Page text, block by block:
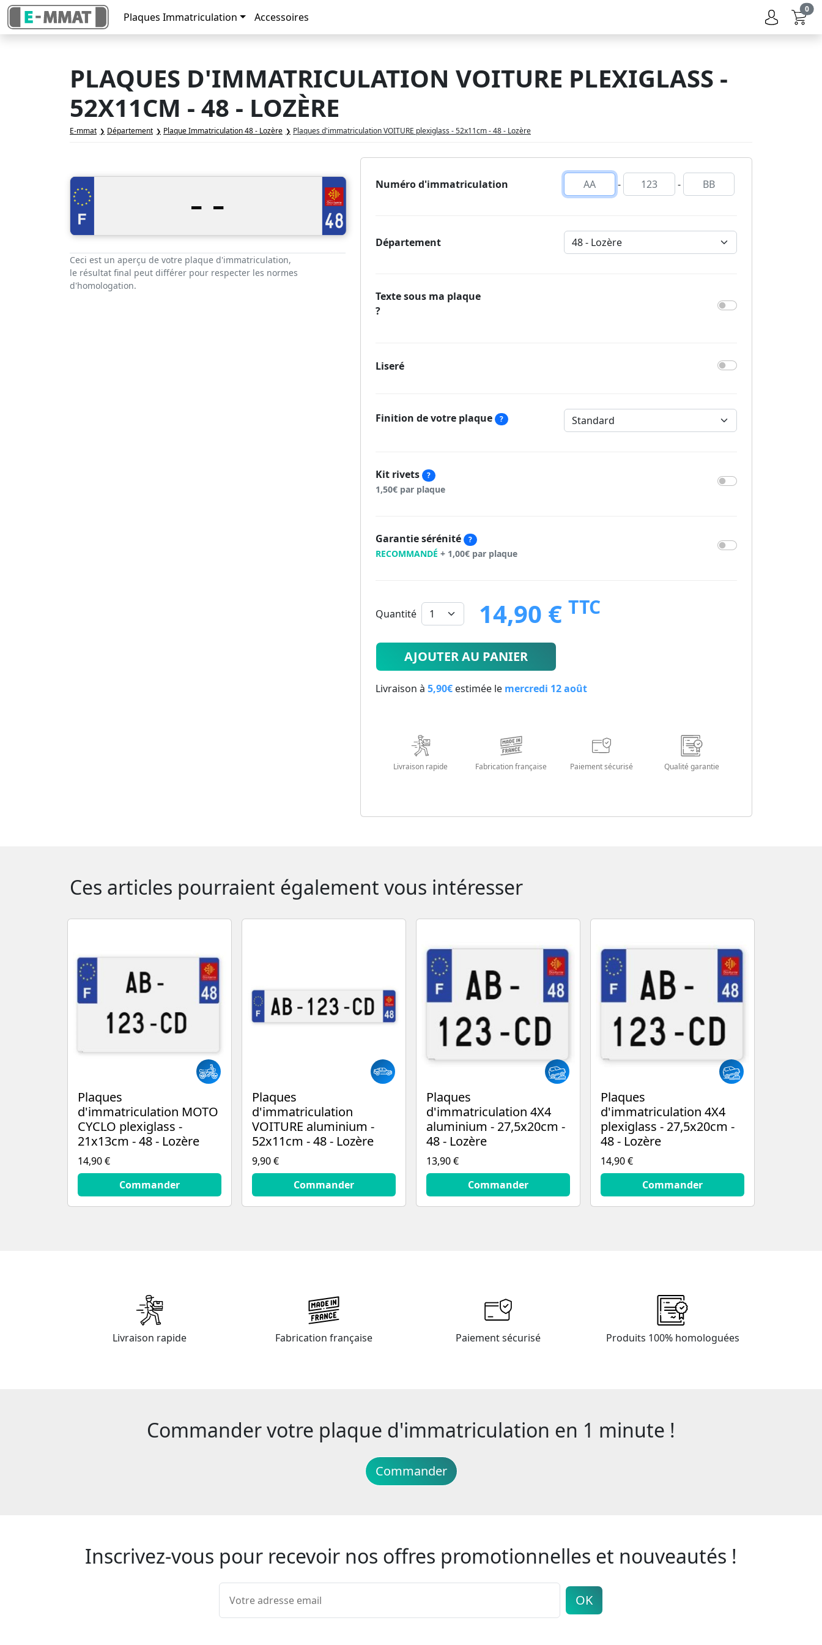
Plaques Immatriculation Accessoires
0
PLAQUES D'IMMATRICULATION VOITURE PLEXIGLASS -
52X11CM - 48 - LOZÈRE
E-mmat Département Plaque Immatriculation 48 - Lozère Plaques d'immatriculation VOITURE plexiglass - 52x11cm - 48 - Lozère
- -
Ceci est un aperçu de votre plaque d'immatriculation,
le résultat final peut différer pour respecter les normes
d'homologation.
Numéro d'immatriculation - -
Département
Texte sous ma plaque
?
Liseré
Finition de votre plaque ?
Kit rivets ?
1,50€ par plaque
Garantie sérénité ?
RECOMMANDÉ + 1,00€ par plaque
Quantité 14,90 € TTC
14.9 €
AJOUTER AU PANIER
Livraison à 5,90€ estimée le mercredi 12 août
Livraison rapide Fabrication française Paiement sécurisé Qualité garantie
Ces articles pourraient également vous intéresser
Plaques
d'immatriculation MOTO
CYCLO plexiglass -
21x13cm - 48 - Lozère
14,90 €
14.9
Commander
Plaques
d'immatriculation
VOITURE aluminium -
52x11cm - 48 - Lozère
9,90 €
9.9
Commander
Plaques
d'immatriculation 4X4
aluminium - 27,5x20cm -
48 - Lozère
13,90 €
13.9
Commander
Plaques
d'immatriculation 4X4
plexiglass - 27,5x20cm -
48 - Lozère
14,90 €
14.9
Commander
Livraison rapide Fabrication française Paiement sécurisé Produits 100% homologuées
Commander votre plaque d'immatriculation en 1 minute !
Commander
Inscrivez-vous pour recevoir nos offres promotionnelles et nouveautés !
OK